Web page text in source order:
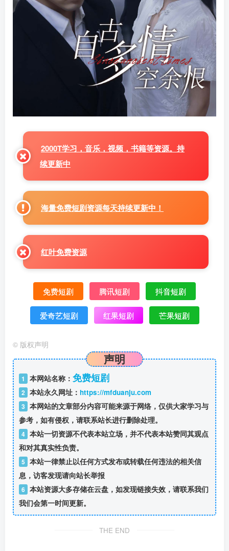
2000T学习，音乐，视频，书籍等资源。持
续更新中
海量免费短剧资源每天持续更新中！
红叶免费资源
免费短剧 腾讯短剧 抖音短剧
爱奇艺短剧 红果短剧 芒果短剧
© 版权声明
声明
1 本网站名称： 免费短剧
2 本站永久网址： https://mfduanju.com
3 本网站的文章部分内容可能来源于网络，仅供大家学习与
参考，如有侵权，请联系站长进行删除处理。
4 本站一切资源不代表本站立场，并不代表本站赞同其观点
和对其真实性负责。
5 本站一律禁止以任何方式发布或转载任何违法的相关信
息，访客发现请向站长举报
6 本站资源大多存储在云盘，如发现链接失效，请联系我们
我们会第一时间更新。
THE END